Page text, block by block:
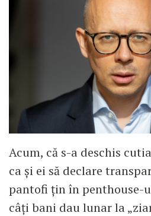
Acum, că s-a deschis
ca și ei să declare
pantofi țin în penthouse-
câți bani dau lunar la